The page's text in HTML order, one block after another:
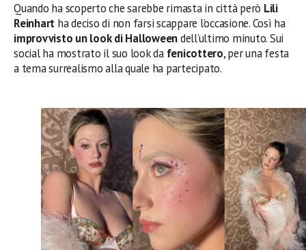
Quando ha scoperto che sarebbe rimasta in città però Lili
Reinhart ha deciso di non farsi scappare l’occasione. Così ha
improvvisto un look di Halloweendell’ultimo minuto. Sui
social ha mostrato il suo look da fenicottero, per una festa
a tema surrealismo alla quale ha partecipato.